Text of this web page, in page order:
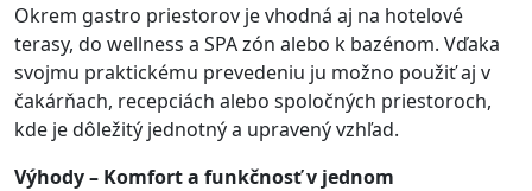
Okrem gastro priestorov je vhodná aj na hotelové
terasy, do wellness a SPA zón alebo k bazénom. Vďaka
svojmu praktickému prevedeniu ju možno použiť aj v
čakárňach, recepciách alebo spoločných priestoroch,
kde je dôležitý jednotný a upravený vzhľad.
Výhody – Komfort a funkčnosť v jednom